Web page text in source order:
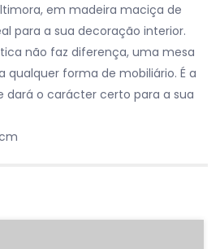
em madeira maciça de
para a sua decoração interior.
não faz diferença, uma mesa
forma de mobiliário. É a
dará o carácter certo para a sua